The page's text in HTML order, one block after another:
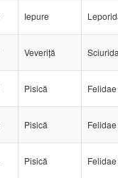
Iepure
Veveriță
Pisică Felidae
Pisică Felidae
Pisică Felidae